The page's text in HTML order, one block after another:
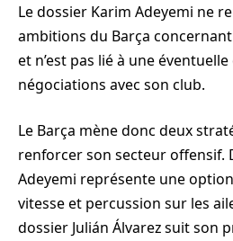
Le dossier Karim Adeyemi ne
ambitions du Barça
et n’est pas lié à une
négociations avec son club.
Le Barça mène donc deux
renforcer son secteur offensif.
Adeyemi représente une
vitesse et percussion sur les
dossier Julián Álvarez suit son